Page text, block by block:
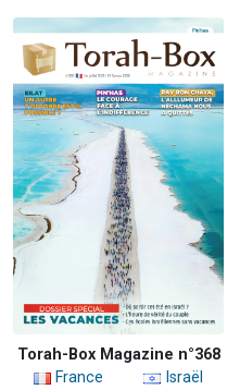
Torah-Box Magazine n°368
France
Israël